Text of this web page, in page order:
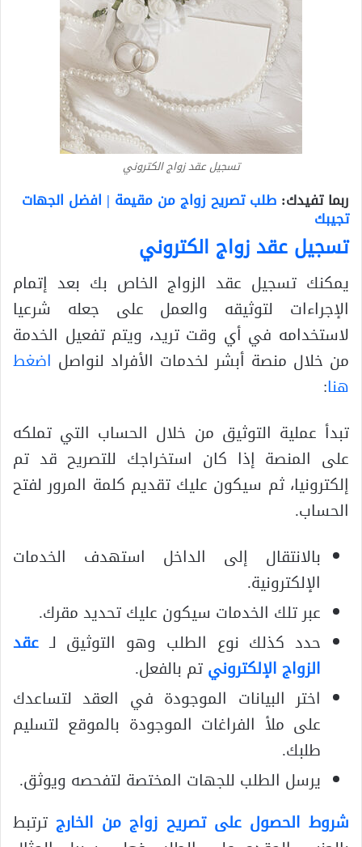
تسجيل عقد زواج الكتروني
ربما تفيدك: طلب تصريح زواج من مقيمة | افضل الجهات
تجيبك
تسجيل عقد زواج الكتروني
يمكنك تسجيل عقد الزواج الخاص بك بعد إتمام
الإجراءات لتوثيقه والعمل على جعله شرعيا
لاستخدامه في أي وقت تريد، ويتم تفعيل الخدمة
من خلال منصة أبشر لخدمات الأفراد لنواصل اضغط
هنا:
تبدأ عملية التوثيق من خلال الحساب التي تملكه
على المنصة إذا كان استخراجك للتصريح قد تم
إلكترونيا، ثم سيكون عليك تقديم كلمة المرور لفتح
الحساب.
بالانتقال إلى الداخل استهدف الخدمات
الإلكترونية.
عبر تلك الخدمات سيكون عليك تحديد مقرك.
حدد كذلك نوع الطلب وهو التوثيق لـ عقد
الزواج الإلكترونيتم بالفعل.
اختر البيانات الموجودة في العقد لتساعدك
على ملأ الفراغات الموجودة بالموقع لتسليم
طلبك.
يرسل الطلب للجهات المختصة لتفحصه ويوثق.
شروط الحصول على تصريح زواج من الخارج ترتبط